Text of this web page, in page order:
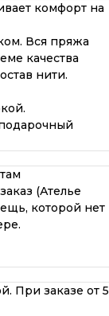
комфорт на
Вся пряжа
качества
нити.
(Ателье
которой нет
При заказе от 5